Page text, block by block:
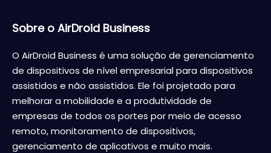
Sobre o AirDroid Business
O AirDroid Business é uma solução de gerenciamento
de dispositivos de nível empresarial para dispositivos
assistidos e não assistidos. Ele foi projetado para
melhorar a mobilidade e a produtividade de
empresas de todos os portes por meio de acesso
remoto, monitoramento de dispositivos,
gerenciamento de aplicativos e muito mais.